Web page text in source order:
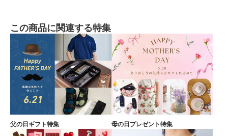
この商品に関連する特集
父の日ギフト特集 母の日プレゼント特集